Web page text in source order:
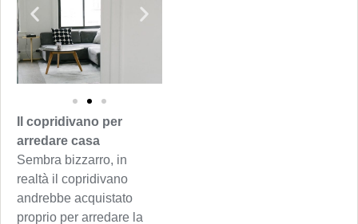
Il copridivano per
arredare casa
Sembra bizzarro, in
realtà il copridivano
andrebbe acquistato
proprio per arredare la